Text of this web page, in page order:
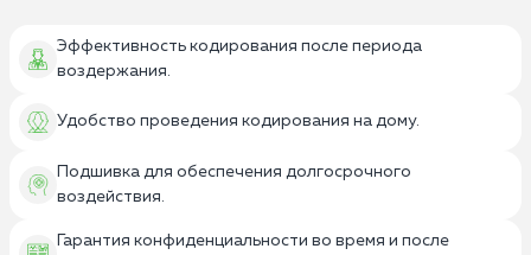
Эффективность кодирования после периода
воздержания.
Удобство проведения кодирования на дому.
Подшивка для обеспечения долгосрочного
воздействия.
Гарантия конфиденциальности во время и после